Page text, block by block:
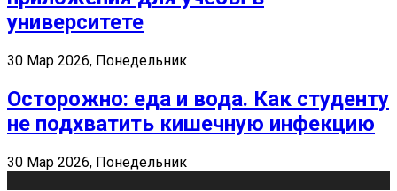
университете
30 Мар 2026, Понедельник
Осторожно: еда и вода. Как студенту
не подхватить кишечную инфекцию
30 Мар 2026, Понедельник